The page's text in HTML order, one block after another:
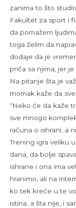
zanima to što
Fakultet za sport i
da pomažem
toga želim da
dodaje da je
priča sa njima, jer
Na pitanje šta je
momak kaže da
“Neko će da kaže
sve mnogo
računa o ishrani, a
Trening igra veliku
dana, da bolje
ishrane i ona ima
hranimo, ali na
ko tek kreće u te
istina, a šta nije, i